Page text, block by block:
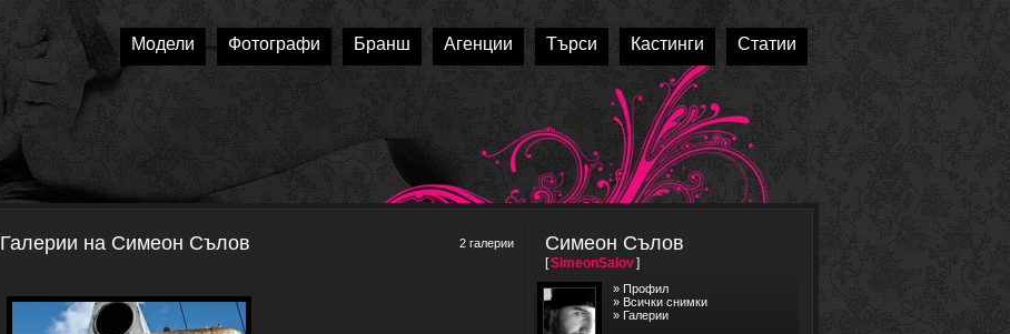
Модели Фотографи Бранш Агенции Търси Кастинги Статии
Галерии на Симеон Сълов 2 галерии Симеон Сълов
[SimeonSalov]
» Профил
» Всички снимки
» Галерии